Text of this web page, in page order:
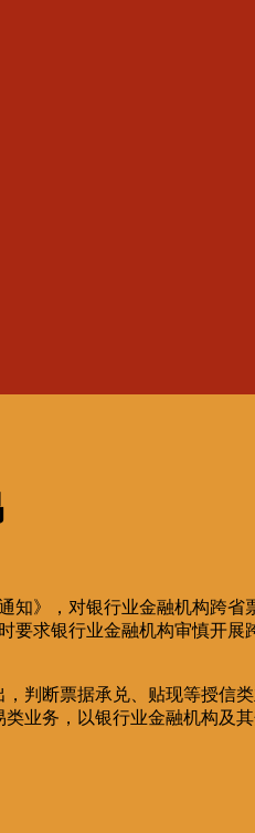
》，对银行业金融机构跨
求银行业金融机构审慎开
判断票据承兑、贴现等授信
业务，以银行业金融机构及